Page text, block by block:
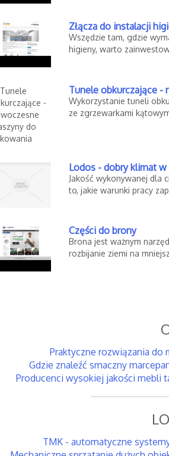
Złącza do instalacji
Wszędzie tam, gdzie
higieny, warto
Tunele obkurczające -
Wykorzystanie tuneli
ze zgrzewarkami
Lodos - dobry klimat w
Jakość wykonywanej dla
to, jakie warunki pracy
Części do brony
Brona jest ważnym
rozbijanie ziemi na
Praktyczne rozwiązania do
Gdzie znaleźć smaczny
Producenci wysokiej jakości mebli
TMK - automatyczne